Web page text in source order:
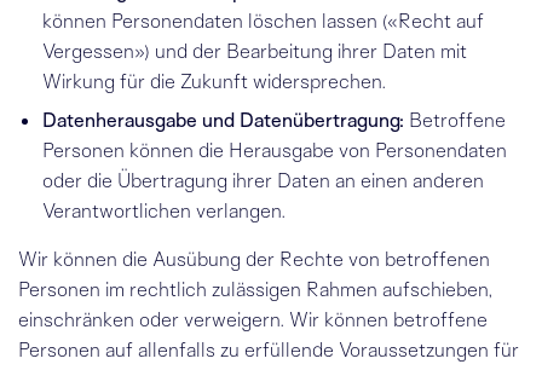
können Personendaten löschen lassen («Recht auf
Vergessen») und der Bearbeitung ihrer Daten mit
Wirkung für die Zukunft widersprechen.
Datenherausgabe und Datenübertragung: Betroffene
Personen können die Herausgabe von Personendaten
oder die Übertragung ihrer Daten an einen anderen
Verantwortlichen verlangen.
Wir können die Ausübung der Rechte von betroffenen
Personen im rechtlich zulässigen Rahmen aufschieben,
einschränken oder verweigern. Wir können betroffene
Personen auf allenfalls zu erfüllende Voraussetzungen für